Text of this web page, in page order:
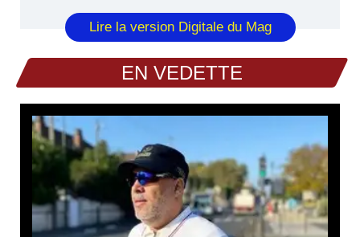
Lire la version Digitale du Mag
EN VEDETTE